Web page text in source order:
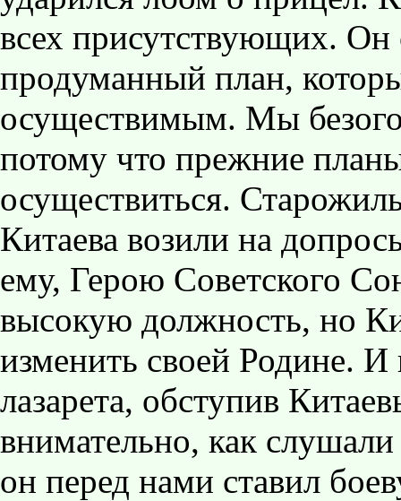
всех присутствующих. Он
продуманный план,
осуществимым. Мы
потому что прежние
осуществиться.
Китаева возили на
ему, Герою Советского
высокую должность, но
изменить своей Родине. И
лазарета, обступив
внимательно, как
он перед нами ставил